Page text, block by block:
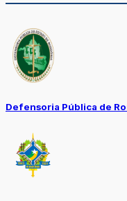
Defensoria Pública de